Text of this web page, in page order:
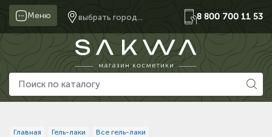
Меню выбрать город... 8 800 700 11 53
Главная Гель-лаки Все гель-лаки